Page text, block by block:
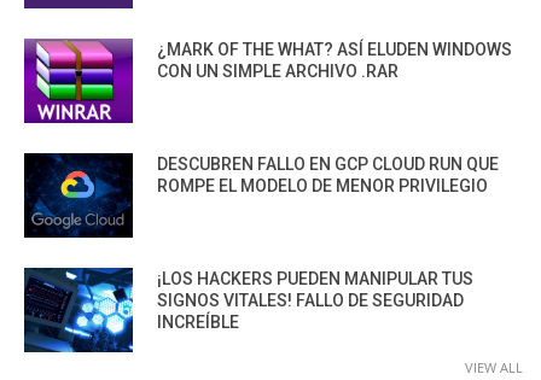
¿MARK OF THE WHAT? ASÍ ELUDEN WINDOWS
CON UN SIMPLE ARCHIVO .RAR
DESCUBREN FALLO EN GCP CLOUD RUN QUE
ROMPE EL MODELO DE MENOR PRIVILEGIO
¡LOS HACKERS PUEDEN MANIPULAR TUS
SIGNOS VITALES! FALLO DE SEGURIDAD
INCREÍBLE
VIEW ALL